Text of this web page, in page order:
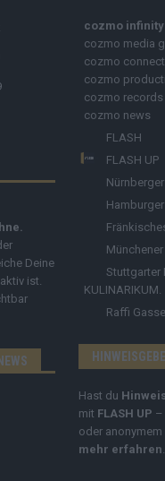
Deine
ist.
cozmo infinity
cozmo media
cozmo connect
cozmo
cozmo records
cozmo news
FLASH
FLASH UP
Stuttgarter
KULINARIKUM.
Raffi
Hast du
mit FLASH UP –
oder
mehr erfahren